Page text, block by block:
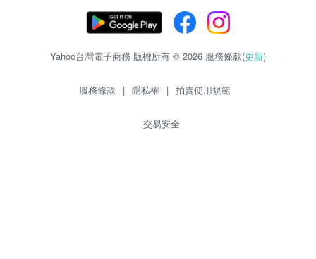
Yahoo台灣電子商務 版權所有 © 2026 服務條款(更新)
服務條款 | 隱私權 | 拍賣使用規範
交易安全